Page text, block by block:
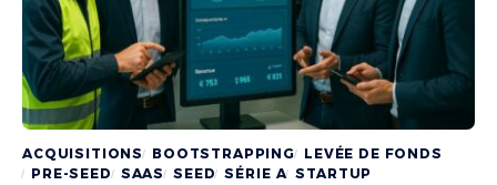
ACQUISITIONS BOOTSTRAPPING LEVÉE DE FONDS
PRE-SEED SAAS SEED SÉRIE A STARTUP